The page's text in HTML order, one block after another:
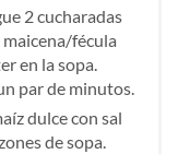
2 cucharadas
fécula
en la sopa.
par de minutos.
dulce con sal
de sopa.